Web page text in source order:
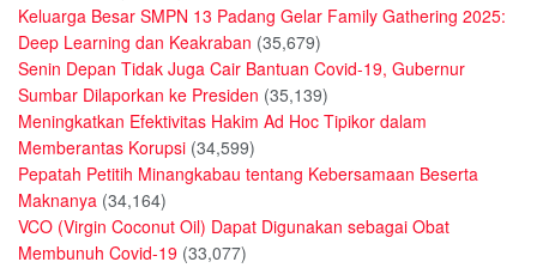
Keluarga Besar SMPN 13 Padang Gelar Family Gathering 2025:
Deep Learning dan Keakraban (35,679)
Senin Depan Tidak Juga Cair Bantuan Covid-19, Gubernur
Sumbar Dilaporkan ke Presiden (35,139)
Meningkatkan Efektivitas Hakim Ad Hoc Tipikor dalam
Memberantas Korupsi (34,599)
Pepatah Petitih Minangkabau tentang Kebersamaan Beserta
Maknanya (34,164)
VCO (Virgin Coconut Oil) Dapat Digunakan sebagai Obat
Membunuh Covid-19 (33,077)